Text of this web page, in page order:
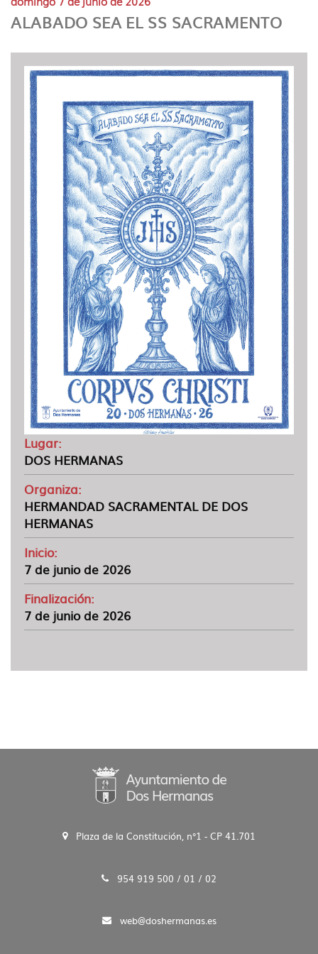
ALABADO SEA EL SS SACRAMENTO
Lugar:
DOS HERMANAS
Organiza:
HERMANDAD SACRAMENTAL DE DOS
HERMANAS
Inicio:
7 de junio de 2026
Finalización:
7 de junio de 2026
Plaza de la Constitución, n°1 - CP 41.701
954 919 500 / 01 / 02
web@doshermanas.es